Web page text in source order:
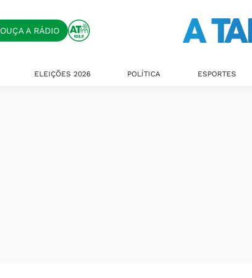
OUÇA A RÁDIO
ELEIÇÕES 2026 POLÍTICA ESPORTES